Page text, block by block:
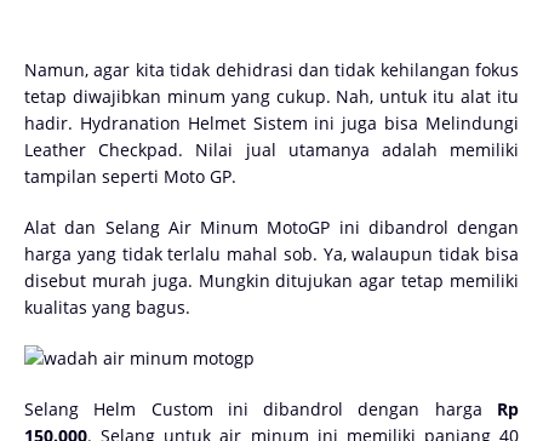
Namun, agar kita tidak dehidrasi dan tidak kehilangan fokus
tetap diwajibkan minum yang cukup. Nah, untuk itu alat itu
hadir. Hydranation Helmet Sistem ini juga bisa Melindungi
Leather Checkpad. Nilai jual utamanya adalah memiliki
tampilan seperti Moto GP.
Alat dan Selang Air Minum MotoGP ini dibandrol dengan
harga yang tidak terlalu mahal sob. Ya, walaupun tidak bisa
disebut murah juga. Mungkin ditujukan agar tetap memiliki
kualitas yang bagus.
Selang Helm Custom ini dibandrol dengan harga Rp
150.000. Selang untuk air minum ini memiliki panjang 40